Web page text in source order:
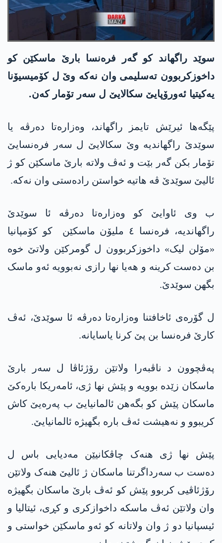
سوێد راگهاند کو گەر فرەنسا بارێ ماسکێن کو
داخوزکربوون تەسلیمی وان نەکە وێ ل کۆمیسیۆنا
یەکیتیا ئەورۆپایێ سکالایێ ل سەر تۆمار کەن.
پێگەها ئیرێش تایمز راگهاند، وەزارەتا دەرڤە یا
سوێدێ راگهاندیە وێ سکالایێ ل سەر فرەنسایێ
تۆمار بکن گەر بێت و ئەڤ ولاتە بارێ ماسکێن کو ژ
ئالیێ سوێدێ ڤە هاتیە خواستن رادەستی وان نەکە.
ب وی ئاوایێ کو وەزارەتا دەرڤە ئا سوێدێ
راگهاندیە، فرەنسا ٤ ملیۆن ماسکێن کو کۆمپانیا
«مۆلن لیک» داخوزکربوون ل گومرکێن ولاتێ خوە
بن دەست کرینە و هەیا نها رازی نەبوویە ئەو ماسک
بگهن سوێدێ.
ل گۆرەی ئاخافتنا وەزارەتا دەرڤە ئا سوێدێ، ئەڤ
کارێ فرەنسا بن پێ کرنا یاسایانە.
پەڤچوون د ناڤبەرا ولاتێن رۆژئاڤا ل سەر بارێ
ماسکان زێدە بوویە و پێش نها ژی، ئامەریکا بارەکێ
ماسکان پێش کو بگەهن ئالمانیایێ ب پەرەیێ کاش
کریبوو و نەهیشت ئەڤ بارە بگهیژە ئالمانیایێ.
پێش نها ژی هنەک چاڤکانیێن مەدیایی باس ل
دەست ب سەرداگرتنا ماسکان ژ ئالیێ هنەک ولاتێن
رۆژئاڤیی کربوو پێش کو ئەڤ بارێ ماسکان بگهیژە
وان ولاتێن ئەڤ ماسکە داخوازکری و کڕی، ئیتالیا و
ئیسپانیا دو ژ وان ولاتانە کو ئەو ماسکێن خواستی و